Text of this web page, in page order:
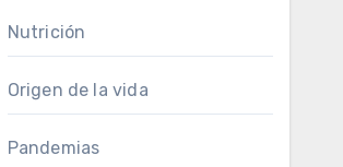
Nutrición
Origen de la vida
Pandemias